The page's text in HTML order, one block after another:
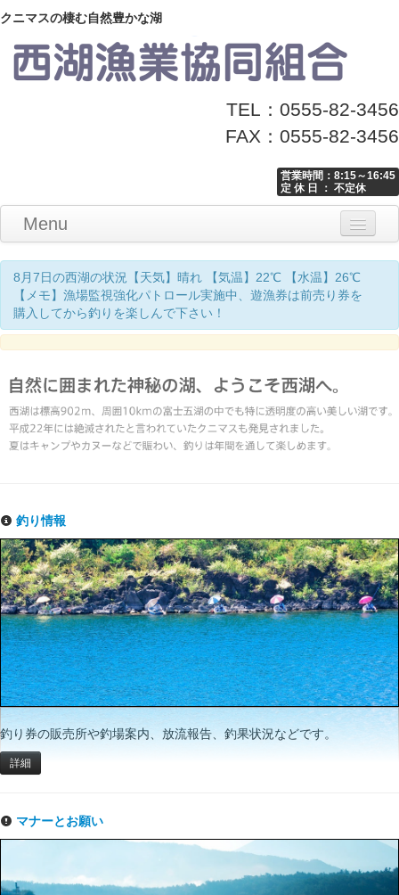
クニマスの棲む自然豊かな湖
TEL：0555-82-3456
FAX：0555-82-3456
営業時間：8:15～16:45
定 休 日 ： 不定休
Menu
Home
釣り情報
マナーとお願い
クニマス展示館
漁協からのお知らせ
お問い合わせ
8月7日の西湖の状況【天気】晴れ 【気温】22℃ 【水温】26℃
【メモ】漁場監視強化パトロール実施中、遊漁券は前売り券を
購入してから釣りを楽しんで下さい！
釣り情報
釣り券の販売所や釣場案内、放流報告、釣果状況などです。
詳細
マナーとお願い